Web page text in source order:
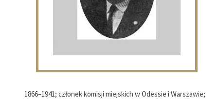
1866–1941; członek komisji miejskich w Odessie i Warszawie;